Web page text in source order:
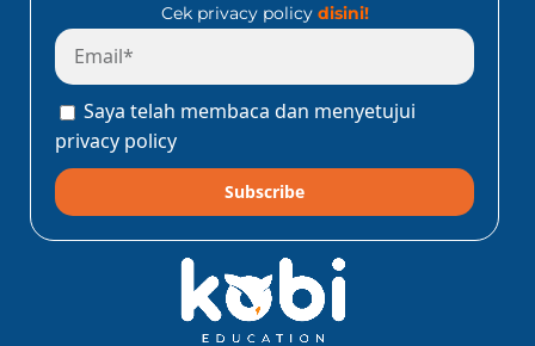
Cek privacy policy disini!
Saya telah membaca dan menyetujui
privacy policy
Subscribe